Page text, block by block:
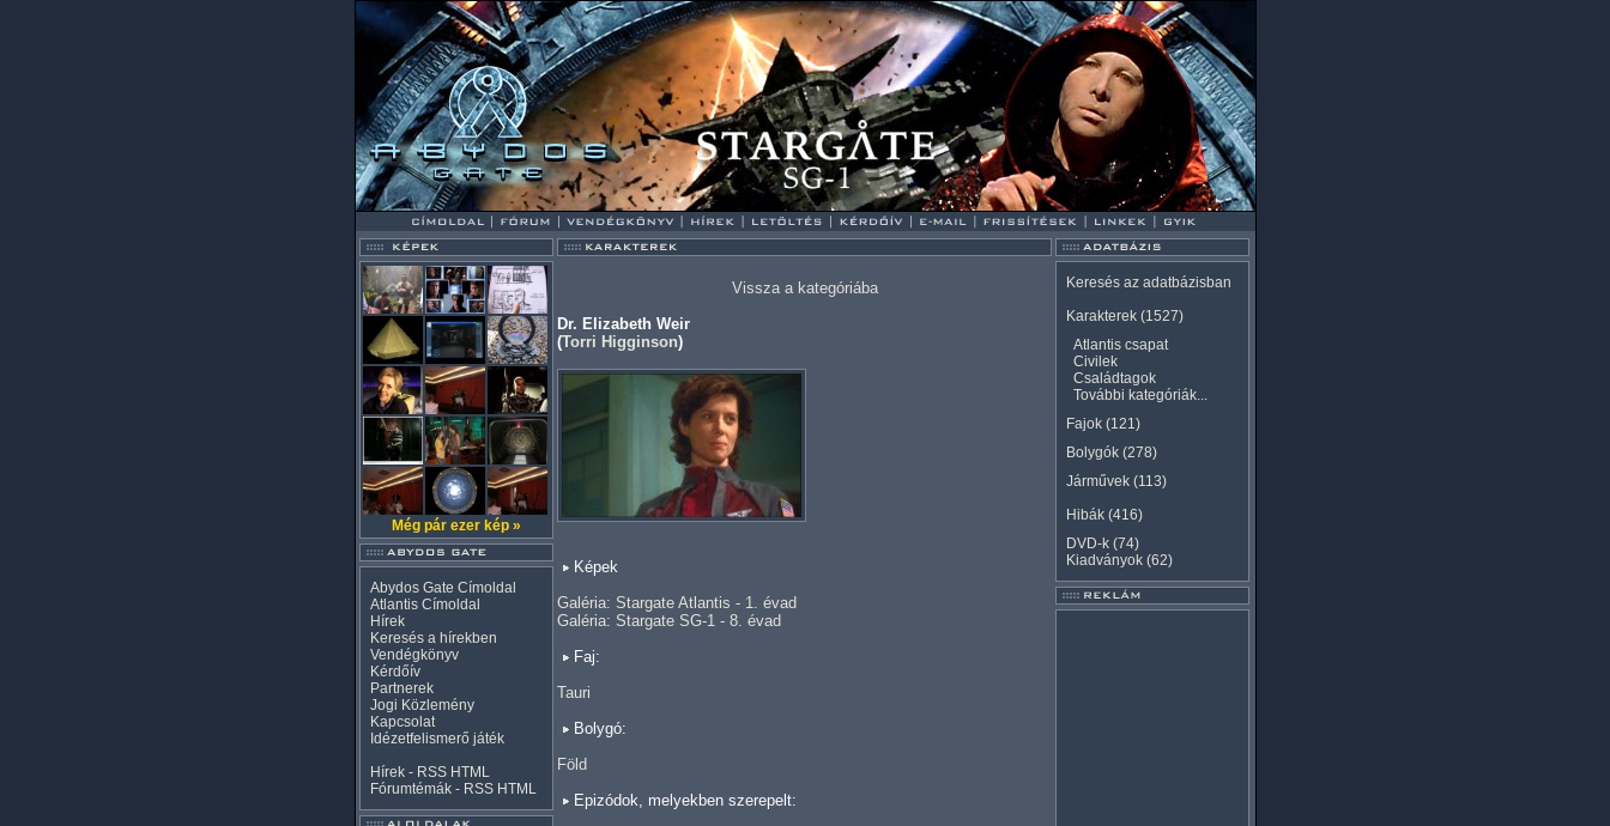
Még pár ezer kép »
Abydos Gate Címoldal
Atlantis Címoldal
Hírek
Keresés a hírekben
Vendégkönyv
Kérdőív
Partnerek
Jogi Közlemény
Kapcsolat
Idézetfelismerő játék
Hírek - RSS HTML
Fórumtémák - RSS HTML
Vissza a kategóriába
Dr. Elizabeth Weir
(Torri Higginson)
Képek
Galéria: Stargate Atlantis - 1. évad
Galéria: Stargate SG-1 - 8. évad
Faj:
Tauri
Bolygó:
Föld
Epizódok, melyekben szerepelt:
Keresés az adatbázisban
Karakterek (1527)
Atlantis csapat
Civilek
Családtagok
További kategóriák...
Fajok (121)
Bolygók (278)
Járművek (113)
Hibák (416)
DVD-k (74)
Kiadványok (62)